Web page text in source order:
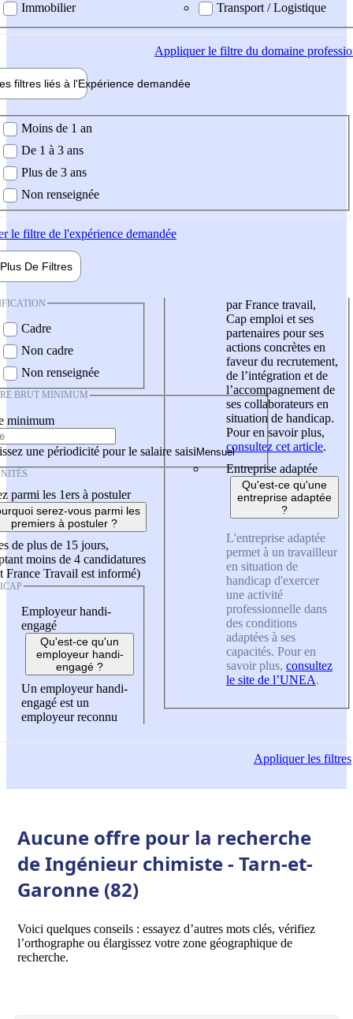
Immobilier
Transport / Logistique
Appliquerle filtre du domaine
filtres liés à l'Expérience demandée
demandée
Moins de 1 an
De 1 à 3 ans
Plus de 3 ans
Non renseignée
le filtre de l'expérience demandée
Plus De Filtres
Cadre
Non cadre
Non renseignée
BRUT MINIMUM
minimum
une périodicité pour le salaire saisi
parmi les 1ers à postuler
serez-vous parmi les
premiers à postuler ?
de plus de 15 jours,
moins de 4 candidatures
France Travail est informé)
Employeur handi-
engagé
Qu'est-ce qu'un
employeur handi-
engagé ?
Un employeur handi-
engagé est un
employeur reconnu
par France travail,
Cap emploi et ses
partenaires pour ses
actions concrètes en
faveur du recrutement,
de l’intégration et de
l’accompagnement de
ses collaborateurs en
situation de handicap.
Pour en savoir plus,
consultez cet article.
Entreprise adaptée
Qu'est-ce qu'une
entreprise adaptée
?
L'entreprise adaptée
permet à un travailleur
en situation de
handicap d'exercer
une activité
professionnelle dans
des conditions
adaptées à ses
capacités. Pour en
savoir plus, consultez
le site de l’UNEA.
Appliquerles filtres
Aucune offre pour la recherche
de Ingénieur chimiste - Tarn-et-
Garonne (82)
Voici quelques conseils : essayez d’autres mots clés, vérifiez
l’orthographe ou élargissez votre zone géographique de
recherche.